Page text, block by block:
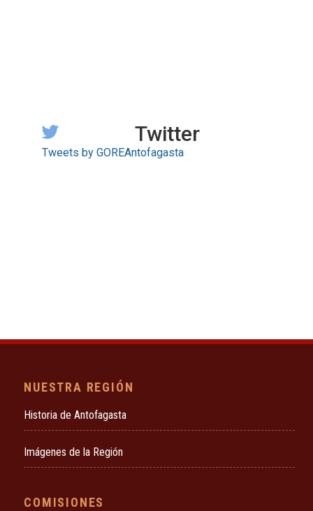
Twitter
Tweets by GOREAntofagasta
NUESTRA REGIÓN
Historia de Antofagasta
Imágenes de la Región
COMISIONES